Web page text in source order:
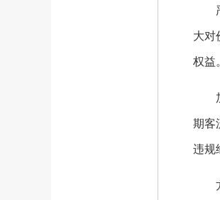
严
大对
权益。
加
期客
违规
方